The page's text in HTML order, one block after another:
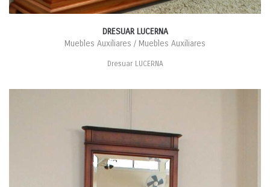
DRESUAR LUCERNA
Muebles Auxiliares / Muebles Auxiliares
Dresuar LUCERNA